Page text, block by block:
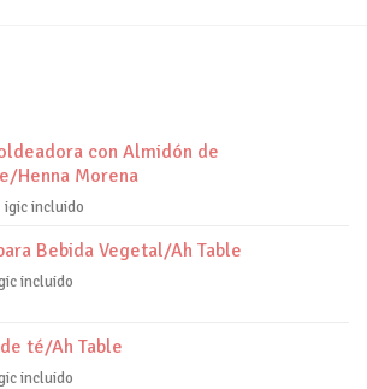
con Almidón de
Henna Morena
igic incluido
Bebida Vegetal/Ah Table
incluido
té/Ah Table
incluido